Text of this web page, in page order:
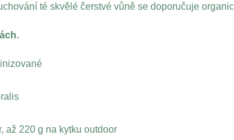
té skvělé čerstvé vůně se doporučuje
až 220 g na kytku outdoor